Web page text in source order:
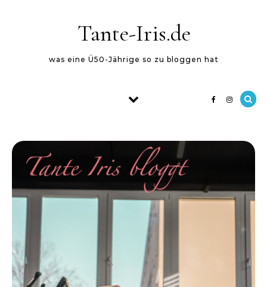
Tante-Iris.de
was eine Ü50-Jährige so zu bloggen hat